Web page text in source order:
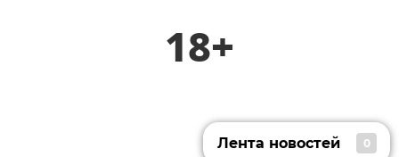
18+
Лента новостей 0